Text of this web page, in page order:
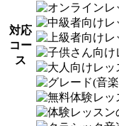
対応
コー
ス